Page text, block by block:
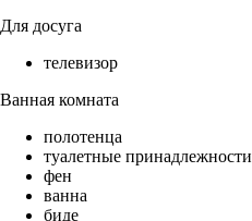
Для досуга
телевизор
Ванная комната
полотенца
туалетные принадлежности
фен
ванна
биде